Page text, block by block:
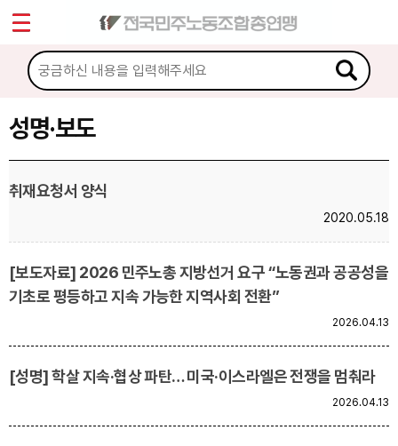
성명·보도
취재요청서 양식
2020.05.18
[보도자료] 2026 민주노총 지방선거 요구 “노동권과 공공성을
기초로 평등하고 지속 가능한 지역사회 전환”
2026.04.13
[성명] 학살 지속·협상 파탄… 미국·이스라엘은 전쟁을 멈춰라
2026.04.13
마이페이지
소개
소식
공지사항
성명·보도
노동상담
부설기관
Sketchbook5, 스케치북5
Sketchbook5, 스케치북5